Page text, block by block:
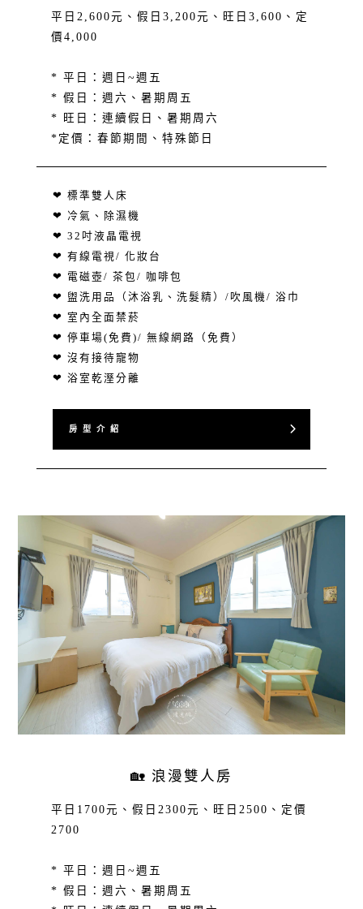
平日2,600元、假日3,200元、旺日3,600、定
價4,000
* 平日：週日~週五
* 假日：週六、暑期周五
* 旺日：連續假日、暑期周六
*定價：春節期間、特殊節日
❤ 標準雙人床
❤ 冷氣、除濕機
❤ 32吋液晶電視
❤ 有線電視/ 化妝台
❤ 電磁壺/ 茶包/ 咖啡包
❤ 盥洗用品（沐浴乳、洗髮精）/吹風機/ 浴巾
❤ 室內全面禁菸
❤ 停車場(免費)/ 無線網路（免費）
❤ 沒有接待寵物
❤ 浴室乾溼分離
房 型 介 紹
🏡 浪漫雙人房
平日1700元、假日2300元、旺日2500、定價
2700
* 平日：週日~週五
* 假日：週六、暑期周五